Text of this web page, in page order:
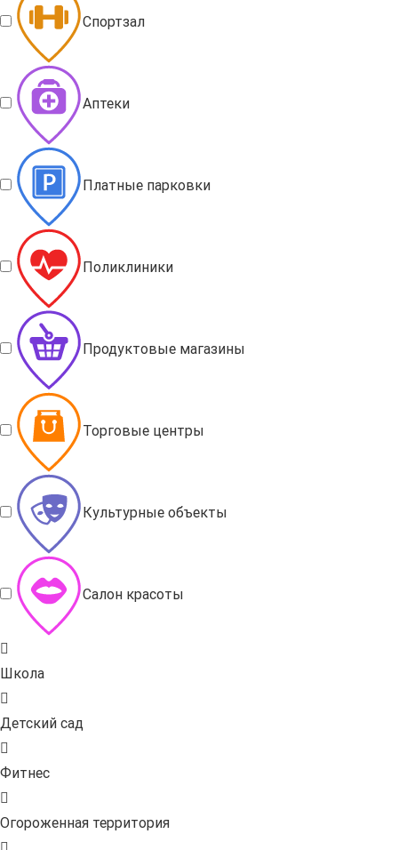
Спортзал
Аптеки
Платные парковки
Поликлиники
Продуктовые магазины
Торговые центры
Культурные объекты
Салон красоты
Школа
Детский сад
Фитнес
Огороженная территория